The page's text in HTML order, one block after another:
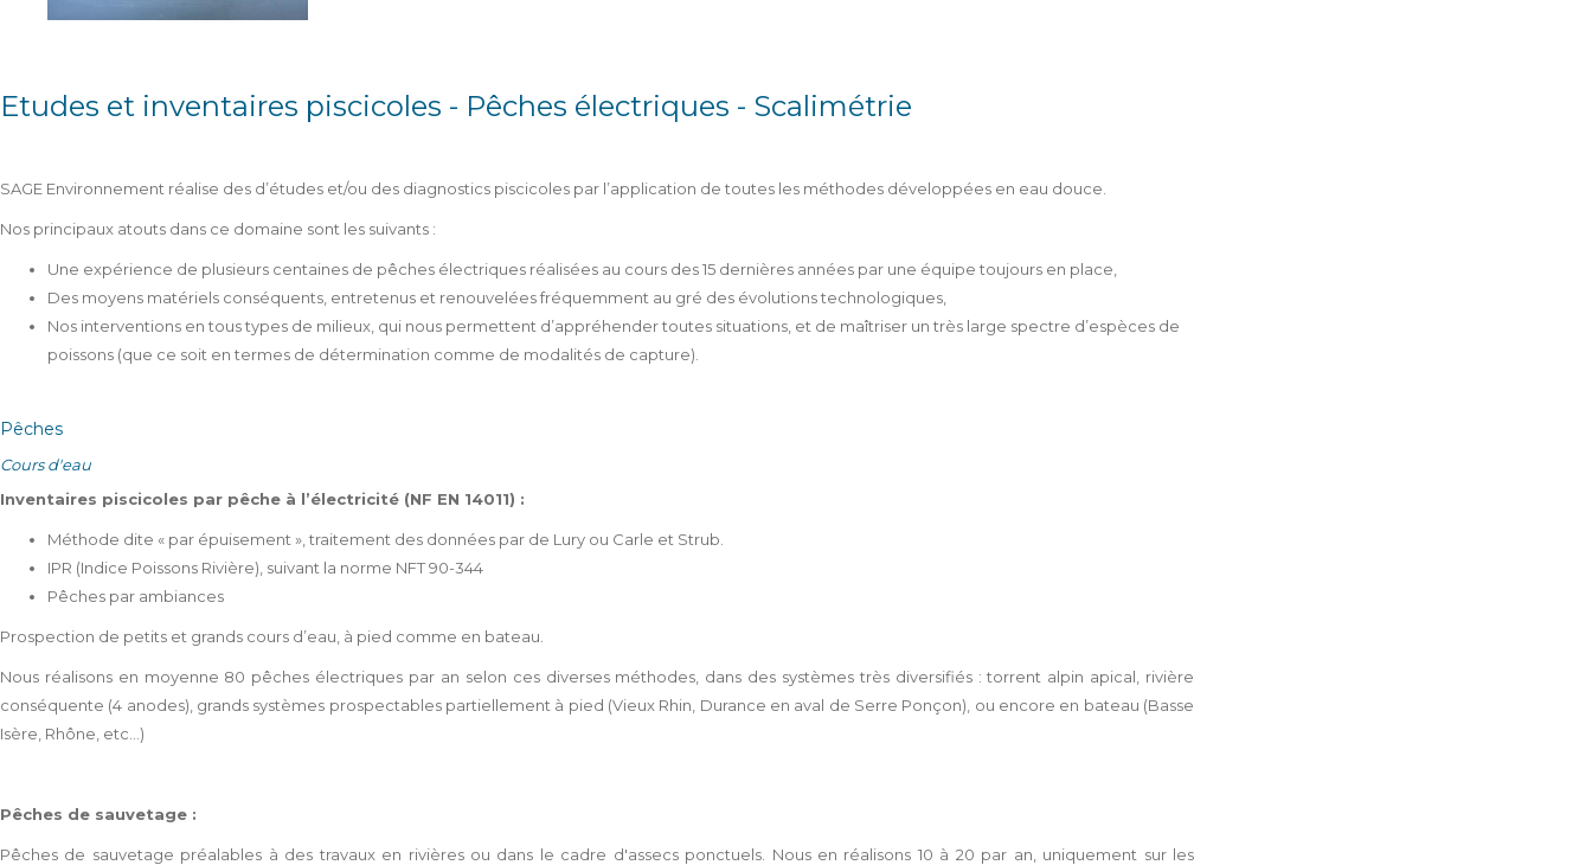
Etudes et inventaires piscicoles - Pêches électriques - Scalimétrie
SAGE Environnement réalise des d’études et/ou des diagnostics piscicoles par l’application de toutes les méthodes développées en eau douce.
Nos principaux atouts dans ce domaine sont les suivants :
Une expérience de plusieurs centaines de pêches électriques réalisées au cours des 15 dernières années par une équipe toujours en place,
Des moyens matériels conséquents, entretenus et renouvelées fréquemment au gré des évolutions technologiques,
Nos interventions en tous types de milieux, qui nous permettent d’appréhender toutes situations, et de maîtriser un très large spectre d’espèces de
poissons (que ce soit en termes de détermination comme de modalités de capture).
Pêches
Cours d'eau
Inventaires piscicoles par pêche à l’électricité (NF EN 14011) :
Méthode dite « par épuisement », traitement des données par de Lury ou Carle et Strub.
IPR (Indice Poissons Rivière), suivant la norme NFT 90-344
Pêches par ambiances
Prospection de petits et grands cours d’eau, à pied comme en bateau.
Nous réalisons en moyenne 80 pêches électriques par an selon ces diverses méthodes, dans des systèmes très diversifiés : torrent alpin apical, rivière
conséquente (4 anodes), grands systèmes prospectables partiellement à pied (Vieux Rhin, Durance en aval de Serre Ponçon), ou encore en bateau (Basse
Isère, Rhône, etc...)
Pêches de sauvetage :
Pêches de sauvetage préalables à des travaux en rivières ou dans le cadre d'assecs ponctuels. Nous en réalisons 10 à 20 par an, uniquement sur les